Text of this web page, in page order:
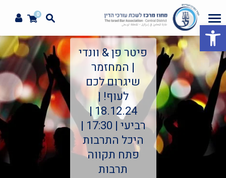
פתח סרגל נגישות
0
פיטר פן & וונדי
| המחזמר
שיגרום לכם
לעוף! |
18.12.24 |
רביעי | 17:30 |
היכל התרבות
פתח תקווה
תרבות